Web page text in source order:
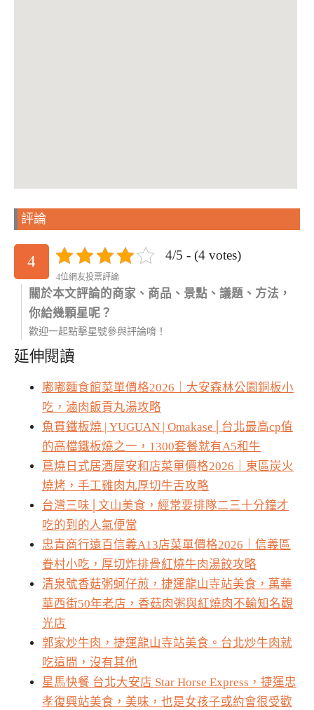
評論
4 4/5 - (4 votes)
4位網友投票評論
關於本文評論的商家、商品、景點、議題、方法，
你給幾顆星呢？
歡迎一起點擊星號參與評論唷！
延伸閱讀
嘟嘟麵食館菜單價格2026｜大安森林公園銅板小
吃，滷肉飯貢丸湯攻略
魚貫鐵板燒 | YUGUAN | Omakase│台北最高cp值
的高檔鐵板燒之一，1300套餐就有A5和牛
蔦燒日式居酒屋安和店菜單價格2026｜東區炭火
燒烤，手工雞肉丸厚切牛舌攻略
台灣三味│文山美食，經常要排隊二三十分鐘才
吃的到的人氣便當
忠青商行遠百信義A13店菜單價格2026｜信義區
眷村小吃，厚切炸排骨紅燒牛肉湯餃攻略
清泉號香菇粥蚵仔煎，捷運龍山寺站美食，萬華
華西街50年老店，香菇肉粥與紅燒肉不輸知名觀
光店
郭家炒牛肉，捷運龍山寺站美食。台北炒牛肉就
吃這間，沒有其他
星馬快餐 台北大安店 Star Horse Express，捷運忠
孝復興站美食，美味，也是女孩子或約會很受歡